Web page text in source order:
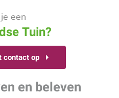
een
Tuin?
contact op
en beleven